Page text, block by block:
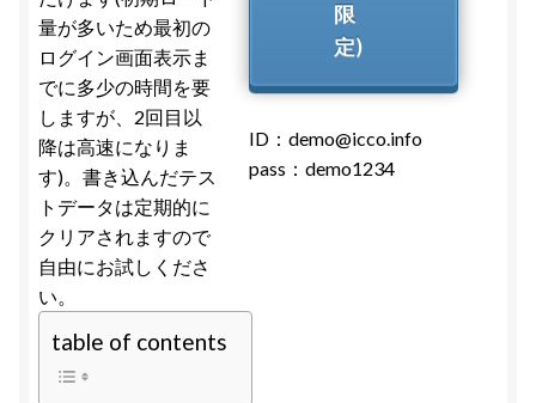
利用規約
プライバシーポリシー
お問い合わせ
量が多いため最初の
ログイン画面表示ま
でに多少の時間を要
しますが、2回目以
降は高速になりま
す)。書き込んだテス
トデータは定期的に
クリアされますので
自由にお試しくださ
い。
限
定)
ID：demo@icco.info
pass：demo1234
table of contents